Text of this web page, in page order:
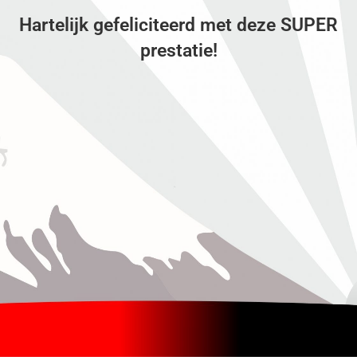
Hartelijk gefeliciteerd met deze SUPER
prestatie!